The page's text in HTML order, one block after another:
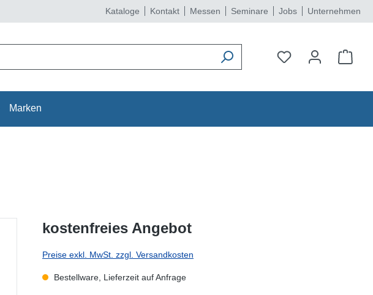
Kataloge Kontakt Messen Seminare Jobs Unternehmen
Marken
kostenfreies Angebot
Preise exkl. MwSt. zzgl. Versandkosten
Bestellware, Lieferzeit auf Anfrage